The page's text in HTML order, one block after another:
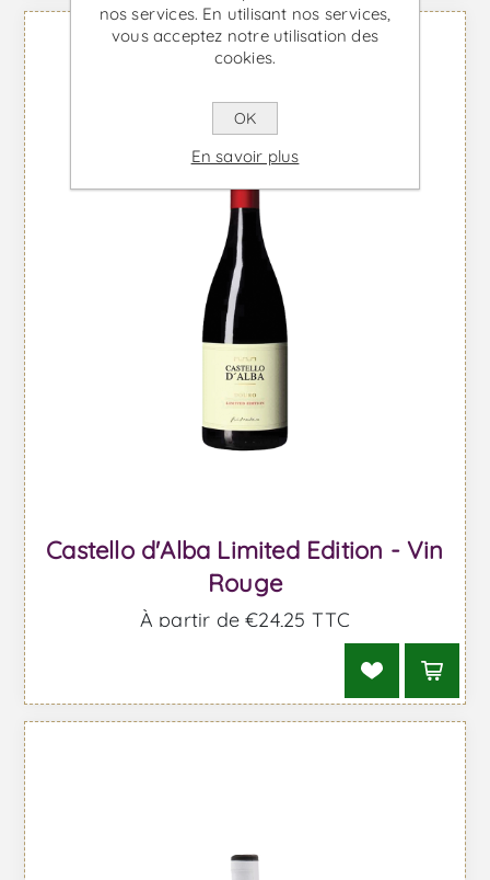
Castello d'Alba Limited Edition - Vin
Rouge
À partir de €24,25 TTC
nos services. En utilisant nos services,
vous acceptez notre utilisation des
cookies.
OK
En savoir plus